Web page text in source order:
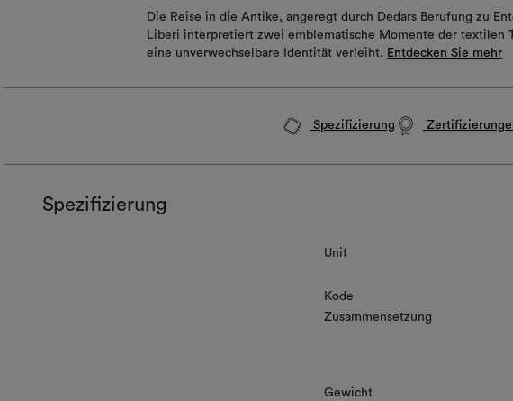
Die Reise in die Antike, angeregt durch Dedars Berufung zu
Liberi interpretiert zwei emblematische Momente der textilen
eine unverwechselbare Identität verleiht. Entdecken Sie mehr
Spezifizierung
Spezifizierung
Unit
Kode
Zusammensetzung
Gewicht